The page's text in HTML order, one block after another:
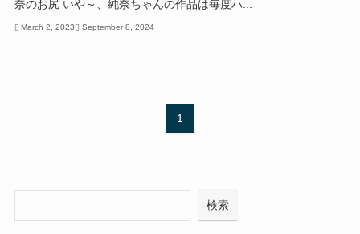
奈のお尻 いや～、純奈ちゃんの作品は毎度ハ...
March 2, 2023 September 8, 2024
1
索
検索